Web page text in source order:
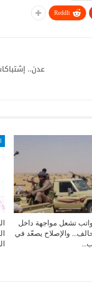
ReddIt
عدن..
تشعل مواجهة داخل
والإصلاح يصعّد في